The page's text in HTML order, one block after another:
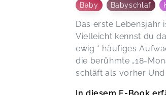
Baby Babyschlaf
Das erste
Vielleicht kennst du
ewig * häufiges
die berühmte „18-
schläft als vorher